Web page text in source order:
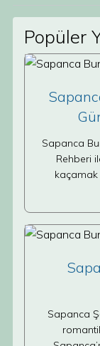
Popüler
Sapanca
Rehberi
kaçamak
Sapanca